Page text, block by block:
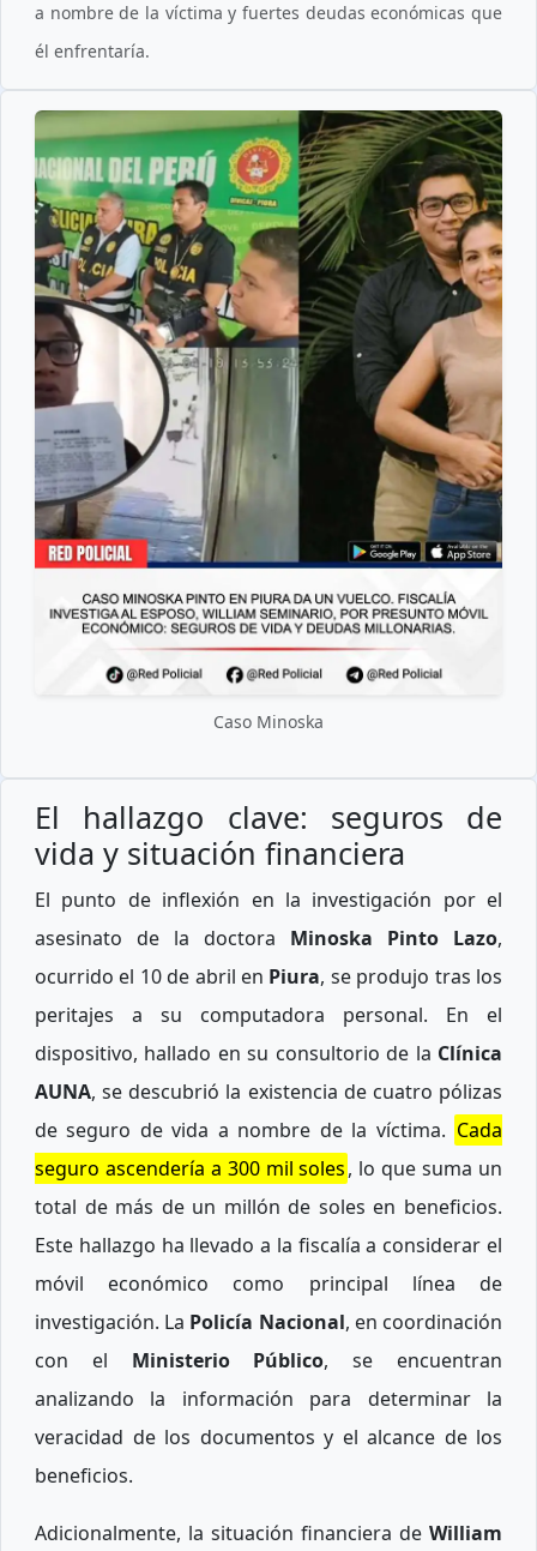
a nombre de la víctima y fuertes deudas económicas que
él enfrentaría.
Caso Minoska
El hallazgo clave: seguros de
vida y situación financiera
El punto de inflexión en la investigación por el
asesinato de la doctora Minoska Pinto Lazo,
ocurrido el 10 de abril en Piura, se produjo tras los
peritajes a su computadora personal. En el
dispositivo, hallado en su consultorio de la Clínica
AUNA, se descubrió la existencia de cuatro pólizas
de seguro de vida a nombre de la víctima. Cada
seguro ascendería a 300 mil soles, lo que suma un
total de más de un millón de soles en beneficios.
Este hallazgo ha llevado a la fiscalía a considerar el
móvil económico como principal línea de
investigación. La Policía Nacional, en coordinación
con el Ministerio Público, se encuentran
analizando la información para determinar la
veracidad de los documentos y el alcance de los
beneficios.
Adicionalmente, la situación financiera de William